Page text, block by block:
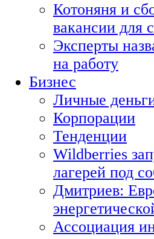
Котоняня и
вакансии для
Эксперты
на работу
Бизнес
Личные
Корпорации
Тенденции
Wildberries
лагерей под
Дмитриев:
Ассоциация